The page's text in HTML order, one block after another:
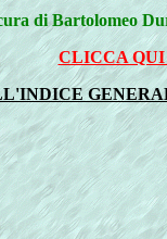
di Bartolomeo
CLICCA